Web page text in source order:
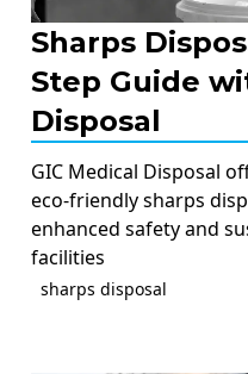
Sharps
Step Guide
Disposal
GIC Medical Disposal
eco-friendly sharps
enhanced safety and
facilities
sharps disposal